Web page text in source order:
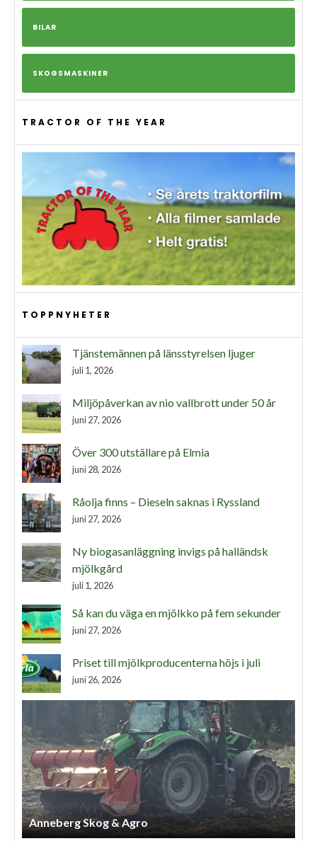
BILAR
SKOGSMASKINER
TRACTOR OF THE YEAR
TOPPNYHETER
Tjänstemännen på länsstyrelsen ljuger
juli 1, 2026
Miljöpåverkan av nio vallbrott under 50 år
juni 27, 2026
Över 300 utställare på Elmia
juni 28, 2026
Råolja finns – Dieseln saknas i Ryssland
juni 27, 2026
Ny biogasanläggning invigs på halländsk
mjölkgård
juli 1, 2026
Så kan du väga en mjölkko på fem sekunder
juni 27, 2026
Priset till mjölkproducenterna höjs i juli
juni 26, 2026
Anneberg Skog & Agro